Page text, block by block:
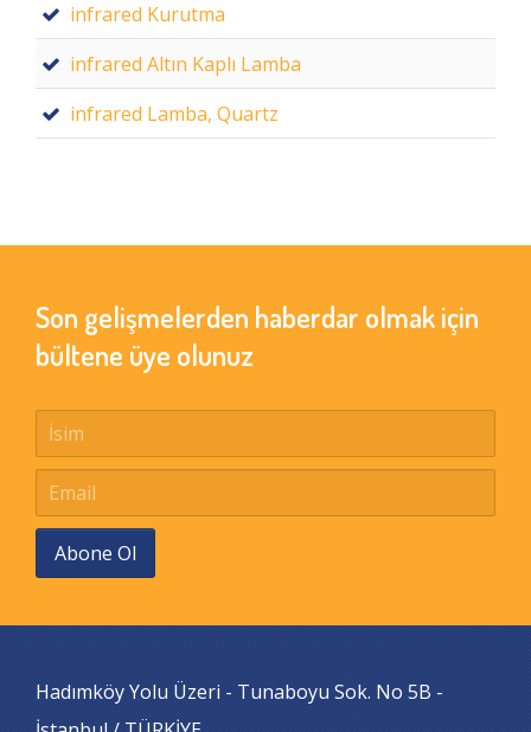
infrared Kurutma
infrared Altın Kaplı Lamba
infrared Lamba, Quartz
Son gelişmelerden haberdar olmak için
bültene üye olunuz
Abone Ol
Hadımköy Yolu Üzeri - Tunaboyu Sok. No 5B -